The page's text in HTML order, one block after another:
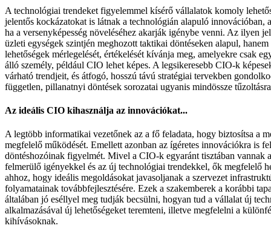
A technológiai trendeket figyelemmel kísérő vállalatok komoly
jelentős kockázatokat is látnak a technológián alapuló innovációban,
ha a versenyképesség növeléséhez akarják igénybe venni. Az ilyen
üzleti egységek szintjén meghozott taktikai döntéseken alapul, hanem
lehetőségek mérlegelését, értékelését kívánja meg, amelyekre csak
álló személy, például CIO lehet képes. A legsikeresebb CIO-k
várható trendjeit, és átfogó, hosszú távú stratégiai tervekben
független, pillanatnyi döntések sorozatai ugyanis mindössze
Az ideális CIO kihasználja az innovációkat...
A legtöbb informatikai vezetőnek az a fő feladata, hogy biztosítsa a
megfelelő működését. Emellett azonban az ígéretes innovációkra is
döntéshozóinak figyelmét. Mivel a CIO-k egyaránt tisztában vannak
felmerülő igényekkel és az új technológiai trendekkel, ők megfelelő
ahhoz, hogy ideális megoldásokat javasoljanak a szervezet
folyamatainak továbbfejlesztésére. Ezek a szakemberek a korábbi
általában jó eséllyel meg tudják becsülni, hogyan tud a vállalat új
alkalmazásával új lehetőségeket teremteni, illetve megfelelni a
kihívásoknak.